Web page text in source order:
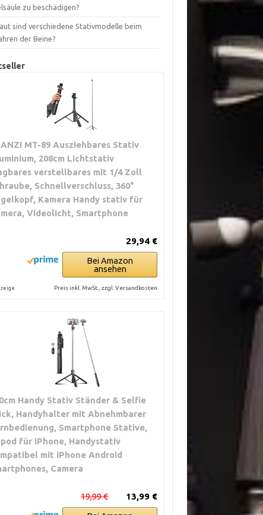
zu beschädigen?
sind verschiedene Stativmodelle beim
der Beine?
MT-89 Ausziehbares Stativ
208cm Lichtstativ
verstellbares mit 1/4 Zoll
Schnellverschluss, 360°
Kamera Handy stativ für
Videolicht, Smartphone
29,94 €
Bei Amazon
ansehen
Preis inkl. MwSt., zzgl. Versandkosten
Handy Stativ Ständer & Selfie
Handyhalter mit Abnehmbarer
Smartphone Stative,
für iPhone, Handystativ
mit iPhone Android
Camera
13,99 €
19,99 €